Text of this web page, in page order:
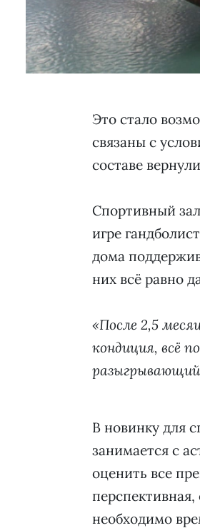
Это стало
связаны с
составе
Спортивный
игре
дома
них всё равно
«После 2,5
кондиция, всё
В новинку для
занимается с
оценить все
необходимо